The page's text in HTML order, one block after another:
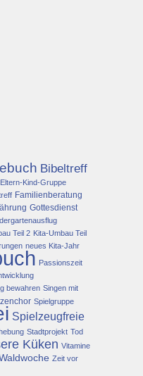
Bibeltreff
Eltern-Kind-Gruppe
Familienberatung
Gottesdienst
Teil 2 Kita-Umbau Teil
neues Kita-Jahr
Passionszeit
bewahren Singen mit
Spielgruppe
Spielzeugfreie
Stadtprojekt Tod
Küken Vitamine
Zeit vor